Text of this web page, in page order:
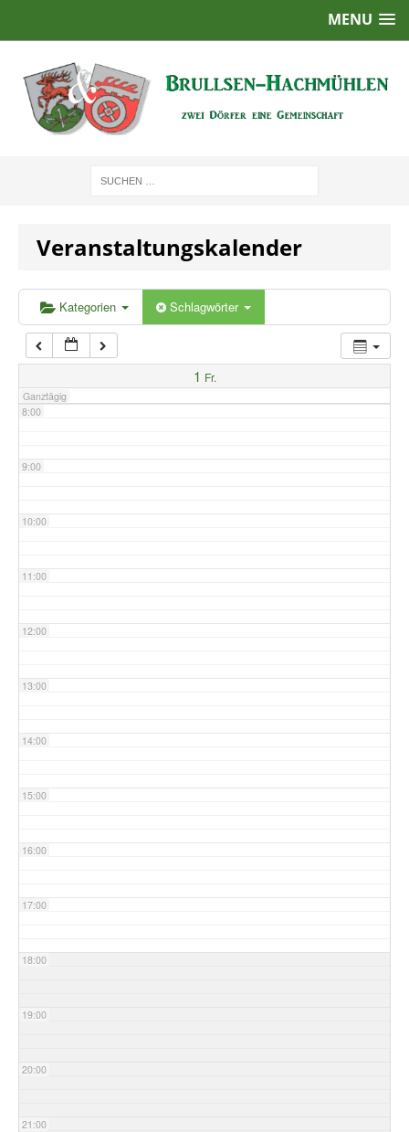
MENU
Veranstaltungskalender
Kategorien Schlagwörter
1 Fr.
Ganztägig
2:00
5:00
6:00
7:00
8:00
9:00
10:00
11:00
12:00
13:00
14:00
15:00
16:00
17:00
18:00
19:00
20:00
21:00